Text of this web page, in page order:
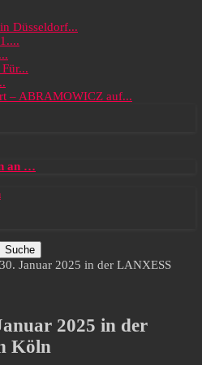
Düsseldorf...
– ABRAMOWICZ auf...
an …
Suche
Januar 2025 in der LANXESS
2025 in der
Köln